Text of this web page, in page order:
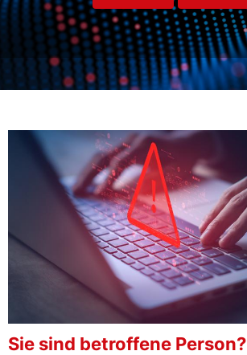
Sie sind betroffene Person?